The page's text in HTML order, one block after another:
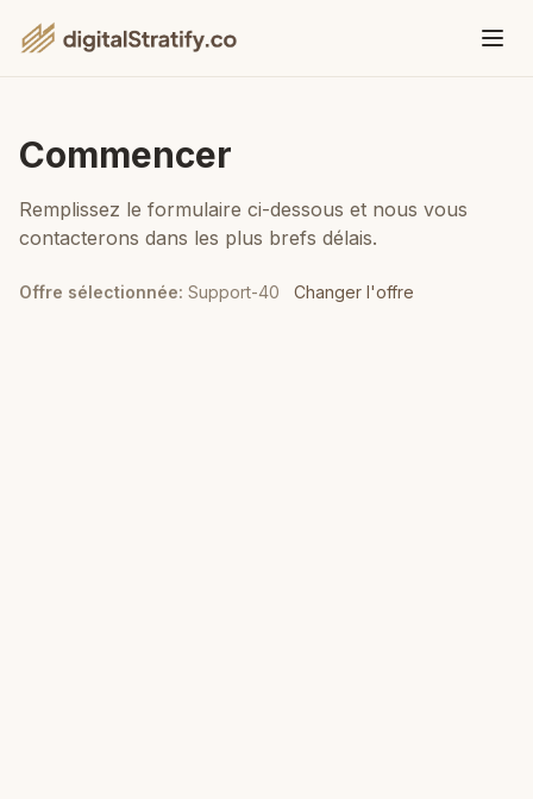
Commencer
Remplissez le formulaire ci-dessous et nous vous
contacterons dans les plus brefs délais.
Offre sélectionnée: Support-40 Changer l'offre